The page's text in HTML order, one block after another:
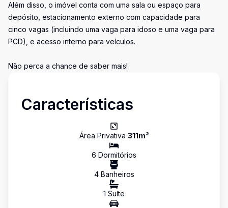
Além disso, o imóvel conta com uma sala ou espaço para
depósito, estacionamento externo com capacidade para
cinco vagas (incluindo uma vaga para idoso e uma vaga para
PCD), e acesso interno para veículos.
Não perca a chance de saber mais!
Características
Área Privativa 311m²
6 Dormitórios
4Banheiros
1 Suíte